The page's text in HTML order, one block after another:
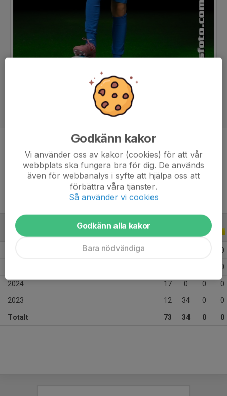
Ålder
11 år
ALLA SERIER
0
0
2024 17 0 0 0
2023 12 34 0 0
Totalt 73 34 0 0
Godkänn kakor
Vi använder oss av kakor (cookies) för att vår
webbplats ska fungera bra för dig. De används
även för webbanalys i syfte att hjälpa oss att
förbättra våra tjänster.
Så använder vi cookies
Godkänn alla kakor
Bara nödvändiga